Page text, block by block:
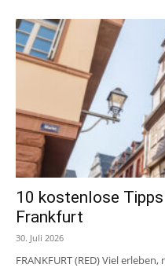
10 kostenlose
Frankfurt
30. Juli 2026
FRANKFURT (RED) Viel